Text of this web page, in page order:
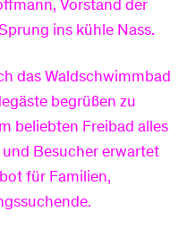
Vorstand der
ins kühle Nass.
das Waldschwimmbad
begrüßen zu
beliebten Freibad alles
Besucher erwartet
für Familien,